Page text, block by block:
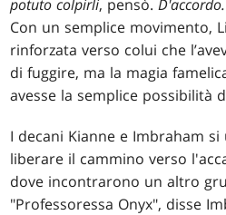
potuto colpirli, pensò.
Con un semplice movimento,
rinforzata verso colui che
di fuggire, ma la magia
avesse la semplice possibilità
I decani Kianne e Imbraham
liberare il cammino verso
dove incontrarono un altro
"Professoressa Onyx", disse